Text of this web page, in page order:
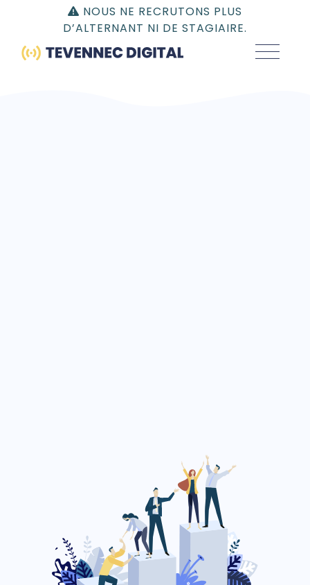
NOUS NE RECRUTONS PLUS
D’ALTERNANT NI DE STAGIAIRE.
Gestion du consentement | TEVENNEC DIGITAL